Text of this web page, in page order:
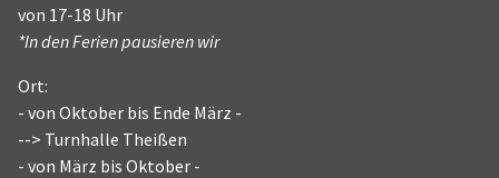
von 17-18 Uhr
*In den Ferien pausieren wir
Ort:
- von Oktober bis Ende März -
--> Turnhalle Theißen
- von März bis Oktober -